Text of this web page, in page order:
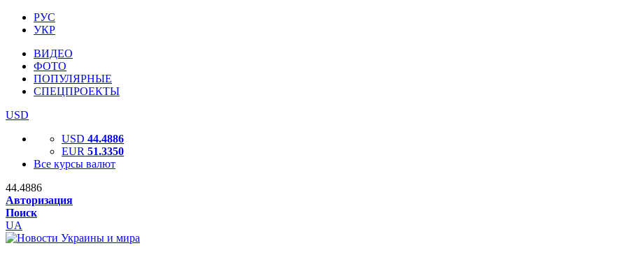
РУС
УКР
ВИДЕО
ФОТО
ПОПУЛЯРНЫЕ
СПЕЦПРОЕКТЫ
USD
USD 44.4886
EUR 51.3350
Все курсы валют
44.4886
Авторизация
Поиск
UA